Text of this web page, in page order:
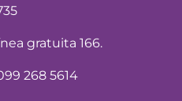
gratuita 166.
268 5614